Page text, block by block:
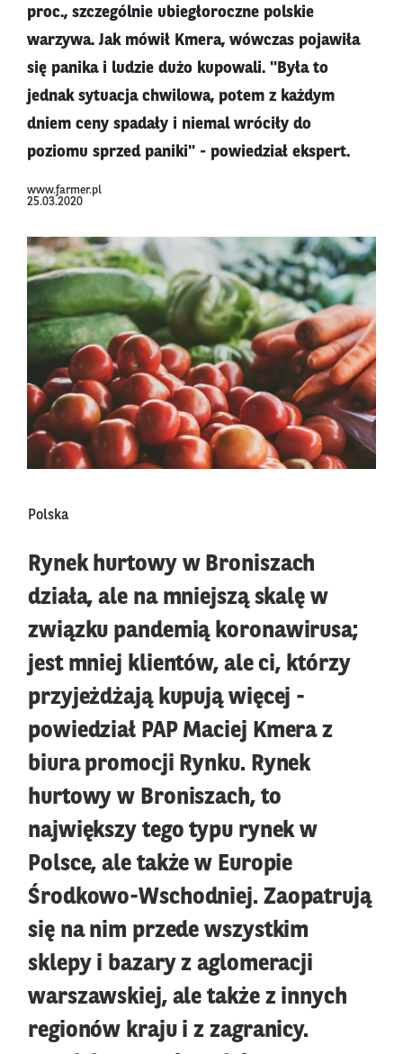
proc., szczególnie ubiegłoroczne polskie
warzywa. Jak mówił Kmera, wówczas pojawiła
się panika i ludzie dużo kupowali. "Była to
jednak sytuacja chwilowa, potem z każdym
dniem ceny spadały i niemal wróciły do
poziomu sprzed paniki" - powiedział ekspert.
www.farmer.pl
25.03.2020
Polska
Rynek hurtowy w Broniszach
działa, ale na mniejszą skalę w
związku pandemią koronawirusa;
jest mniej klientów, ale ci, którzy
przyjeżdżają kupują więcej -
powiedział PAP Maciej Kmera z
biura promocji Rynku. Rynek
hurtowy w Broniszach, to
największy tego typu rynek w
Polsce, ale także w Europie
Środkowo-Wschodniej. Zaopatrują
się na nim przede wszystkim
sklepy i bazary z aglomeracji
warszawskiej, ale także z innych
regionów kraju i z zagranicy.